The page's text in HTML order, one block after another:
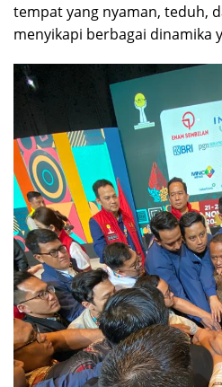
tempat yang nyaman, teduh,
menyikapi berbagai dinamika